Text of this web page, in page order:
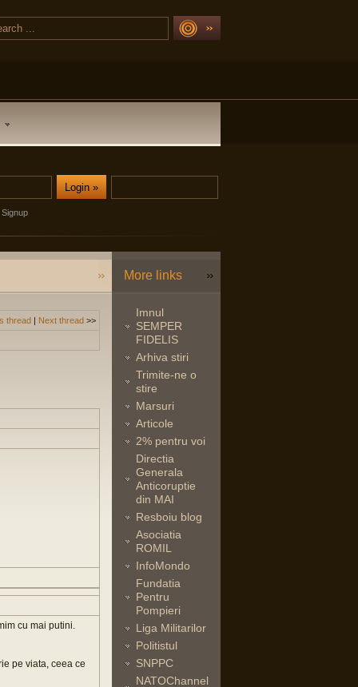
Signup
thread | Next thread >>
cu mai putini.
pe viata, ceea ce
More links
Imnul
SEMPER
FIDELIS
Arhiva stiri
Trimite-ne o
stire
Marsuri
Articole
2% pentru voi
Directia
Generala
Anticoruptie
din MAI
Resboiu blog
Asociatia
ROMIL
InfoMondo
Fundatia
Pentru
Pompieri
Liga Militarilor
Politistul
SNPPC
NATOChannel